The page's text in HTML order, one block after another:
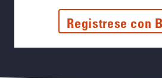
Registrese con